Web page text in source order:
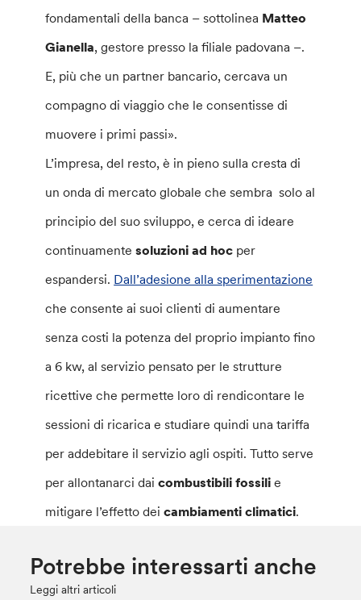
fondamentali della banca – sottolinea Matteo
Gianella, gestore presso la filiale padovana –.
E, più che un partner bancario, cercava un
compagno di viaggio che le consentisse di
muovere i primi passi».
L’impresa, del resto, è in pieno sulla cresta di
un onda di mercato globale che sembra solo al
principio del suo sviluppo, e cerca di ideare
continuamentesoluzioni ad hoc per
espandersi. Dall’adesione alla sperimentazione
che consente ai suoi clienti di aumentare
senza costi la potenza del proprio impianto fino
a 6 kw, al servizio pensato per le strutture
ricettive che permette loro di rendicontare le
sessioni di ricarica e studiare quindi una tariffa
per addebitare il servizio agli ospiti. Tutto serve
per allontanarci daicombustibili fossilie
mitigare l’effetto deicambiamenti climatici.
Potrebbe interessarti anche
Leggi altri articoli